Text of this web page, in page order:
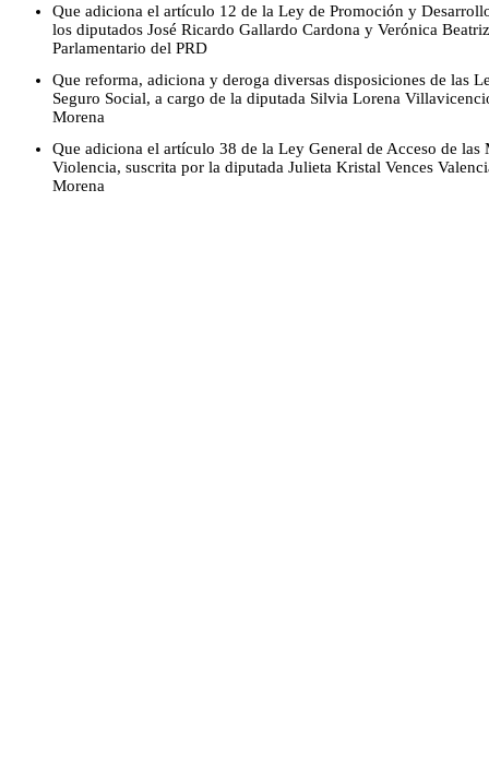
Que adiciona el artículo 12 de la Ley de Promoción y
los diputados José Ricardo Gallardo Cardona y Verónica
Parlamentario del PRD
Que reforma, adiciona y deroga diversas disposiciones de las
Seguro Social, a cargo de la diputada Silvia Lorena
Morena
Que adiciona el artículo 38 de la Ley General de Acceso de las
Violencia, suscrita por la diputada Julieta Kristal Vences
Morena